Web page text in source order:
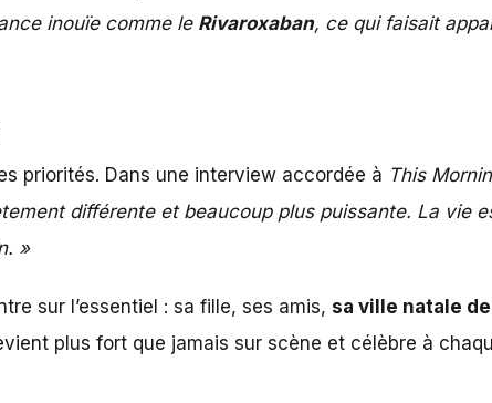
inouïe comme le Rivaroxaban, ce qui faisait
priorités. Dans une interview accordée à This
différente et beaucoup plus puissante. La vie
»
sur l’essentiel : sa fille, ses amis, sa ville natale
plus fort que jamais sur scène et célèbre à